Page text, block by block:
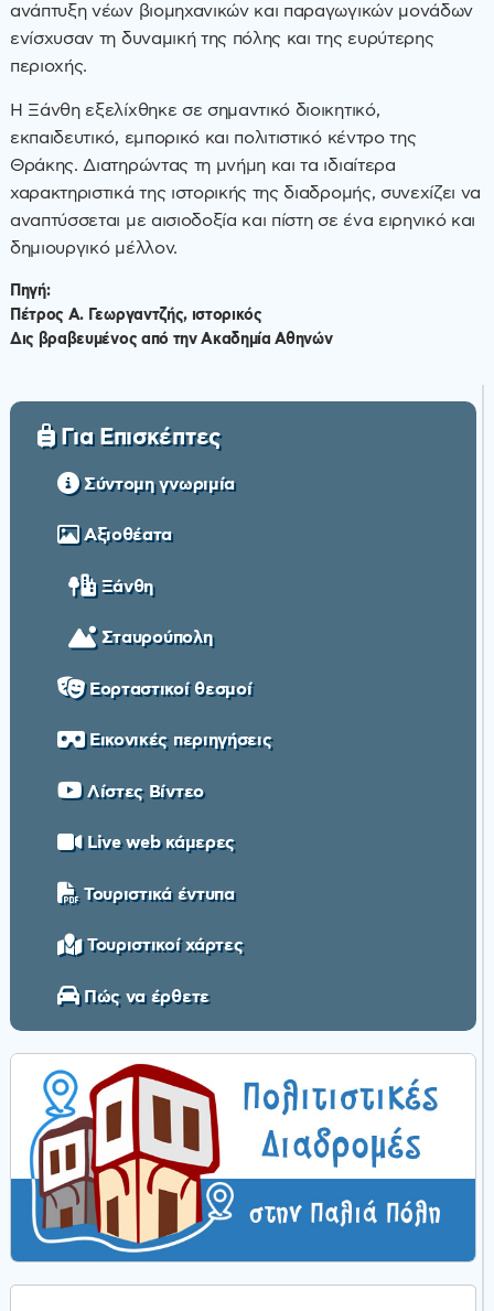
ανάπτυξη νέων βιομηχανικών και παραγωγικών μονάδων
ενίσχυσαν τη δυναμική της πόλης και της ευρύτερης
περιοχής.
Η Ξάνθη εξελίχθηκε σε σημαντικό διοικητικό,
εκπαιδευτικό, εμπορικό και πολιτιστικό κέντρο της
Θράκης. Διατηρώντας τη μνήμη και τα ιδιαίτερα
χαρακτηριστικά της ιστορικής της διαδρομής, συνεχίζει να
αναπτύσσεται με αισιοδοξία και πίστη σε ένα ειρηνικό και
δημιουργικό μέλλον.
Πηγή:
Πέτρος Α. Γεωργαντζής, ιστορικός
Δις βραβευμένος από την Ακαδημία Αθηνών
Για Επισκέπτες
Σύντομη γνωριμία
Αξιοθέατα
Ξάνθη
Σταυρούπολη
Εορταστικοί θεσμοί
Εικονικές περιηγήσεις
Λίστες Βίντεο
Live web κάμερες
Τουριστικά έντυπα
Τουριστικοί χάρτες
Πώς να έρθετε